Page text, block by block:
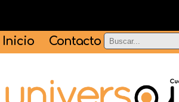
Inicio Contacto